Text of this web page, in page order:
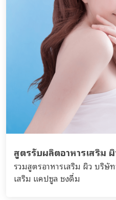
สูตรรับผลิตอาหารเสริม
รวมสูตรอาหารเสริม ผิว บริษั
เสริม แคปซูล ชงดื่ม